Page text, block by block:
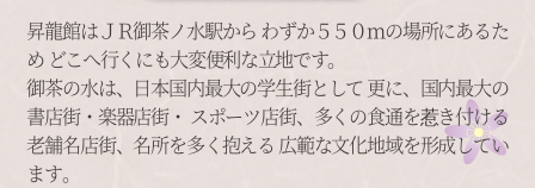
昇龍館はＪＲ御茶ノ水駅から わずか５５０ｍの場所にあるた
め どこへ行くにも大変便利な立地です。
御茶の水は、日本国内最大の学生街として 更に、国内最大の
書店街・楽器店街・ スポーツ店街、多くの食通を惹き付ける
老舗名店街、名所を多く抱える 広範な文化地域を形成してい
ます。